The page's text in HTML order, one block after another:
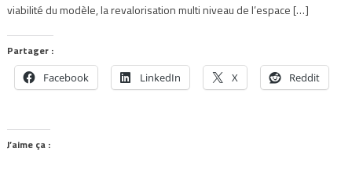
viabilité du modèle, la revalorisation multi niveau de l’espace […]
Partager :
Facebook LinkedIn X Reddit
J’aime ça :